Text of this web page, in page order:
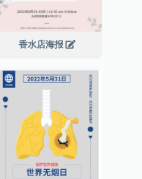
香水店海报